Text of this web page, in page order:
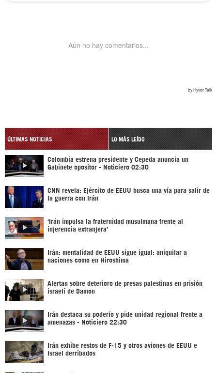
ÚLTIMAS NOTICIAS LO MÁS LEÍDO
Colombia estrena presidente y Cepeda anuncia un
Gabinete opositor - Noticiero 02:30
CNN revela: Ejército de EEUU busca una vía para salir de
la guerra con Irán
‘Irán impulsa la fraternidad musulmana frente al
injerencia extranjera’
Irán: mentalidad de EEUU sigue igual: aniquilar a
naciones como en Hiroshima
Alertan sobre deterioro de presas palestinas en prisión
israelí de Damon
Irán destaca su poderío y pide unidad regional frente a
amenazas - Noticiero 22:30
Irán exhibe restos de F-15 y otros aviones de EEUU e
Israel derribados